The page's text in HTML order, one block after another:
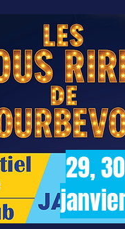
29,